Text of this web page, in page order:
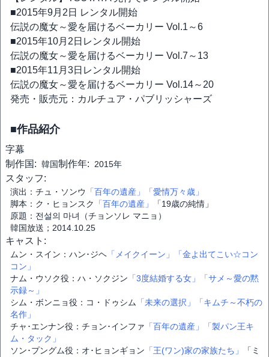
■2015年9月2日 レンタル開始
伝説の魔女～愛を届けるベーカリー Vol.1～6
■2015年10月2日レンタル開始
伝説の魔女～愛を届けるベーカリー Vol.7～13
■2015年11月3日レンタル開始
伝説の魔女～愛を届けるベーカリー Vol.14～20
発売・販売元：カルチュア・パブリッシャーズ
■作品紹介
字幕
制作国: 韓国制作年: 2015年
スタッフ:
演出：チュ・ソンウ 「百年の遺産」
「愛情万々歳」
脚本：ク・ヒョンスク
「百年の遺産」
「19歳の純情」
原題：전설의 마녀（チョンソレ マニョ）
韓国放送；2014.10.25
キャスト:
ムン・スイン：ハン･ジヘ 「メイクイーン」
「金よ出てこい☆コン
コン」
ナム・ウソク役：ハ・ソクジン 「3度結婚する女」
「サメ～愛の黙
示録～」
シム・ボンニョ役：コ・ドゥシム
「未来の選択」
「キムチ～不朽の
名作」
チャ･エンナン役：チョン･インファ 「百年の遺産」
「製パン王キ
ム・タック」
ソン･プングム役：オ･ヒョンギョン 「王(ワン)家の家族たち」
「ミ